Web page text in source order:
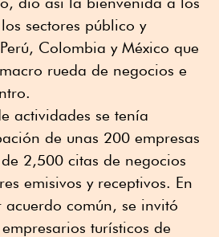
sectores público y
Colombia y México que
rueda de negocios e
actividades se tenía
de unas 200 empresas
2,500 citas de negocios
emisivos y receptivos. En
común, se invitó
turísticos de